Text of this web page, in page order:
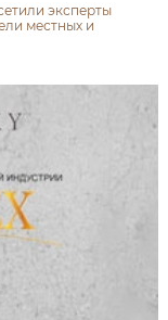
эксперты
местных и